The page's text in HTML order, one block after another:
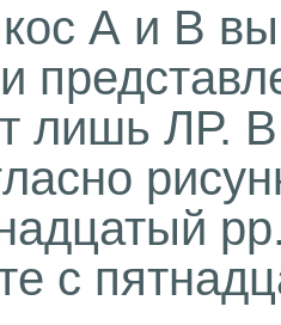
А и В
лишь ЛР.
с